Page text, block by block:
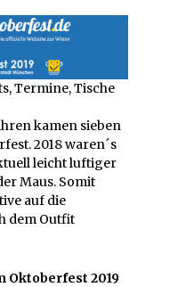
Termine, Tische
kamen sieben
2018 waren´s
leicht luftiger
Maus. Somit
auf die
dem Outfit
Oktoberfest 2019